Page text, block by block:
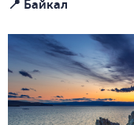
📍 Байкал